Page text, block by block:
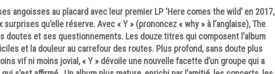
angoisses au placard avec leur premier LP ‘Here comes the wild’ en 2017,
surprises qu’elle réserve. Avec « Y » (prononcez « why » à l’anglaise), The
doutes et ses questionnements. Les douze titres qui composent l’album
et la douleur au carrefour des routes. Plus profond, sans doute plus
vif ni moins jovial, « Y » dévoile une nouvelle facette d’un groupe qui a